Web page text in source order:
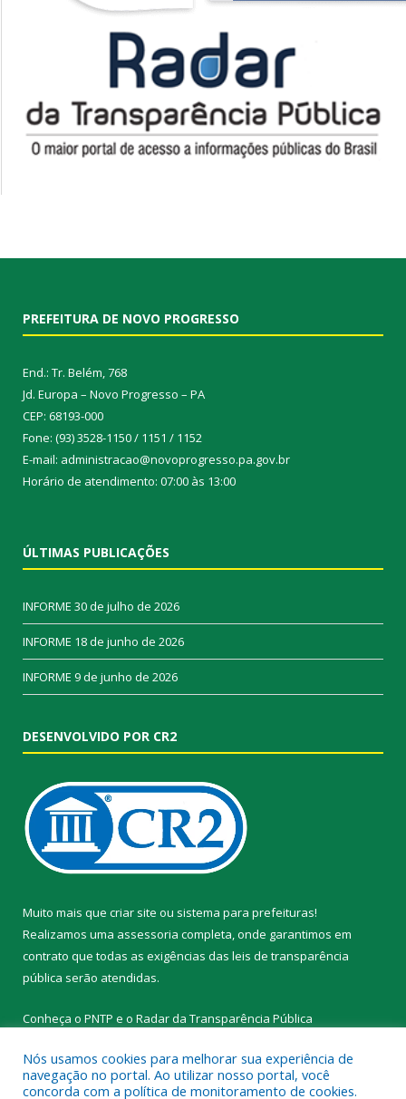
PREFEITURA DE NOVO PROGRESSO
End.: Tr. Belém, 768
Jd. Europa – Novo Progresso – PA
CEP: 68193-000
Fone: (93) 3528-1150 / 1151 / 1152
E-mail: administracao@novoprogresso.pa.gov.br
Horário de atendimento: 07:00 às 13:00
ÚLTIMAS PUBLICAÇÕES
INFORME 30 de julho de 2026
INFORME 18 de junho de 2026
INFORME 9 de junho de 2026
DESENVOLVIDO POR CR2
Muito mais que criar site ou sistema para prefeituras!
Realizamos uma assessoria completa, onde garantimos em
contrato que todas as exigências das leis de transparência
pública serão atendidas.
Conheça o PNTP e o Radar da Transparência Pública
Nós usamos cookies para melhorar sua experiência de
navegação no portal. Ao utilizar nosso portal, você
concorda com a política de monitoramento de cookies.